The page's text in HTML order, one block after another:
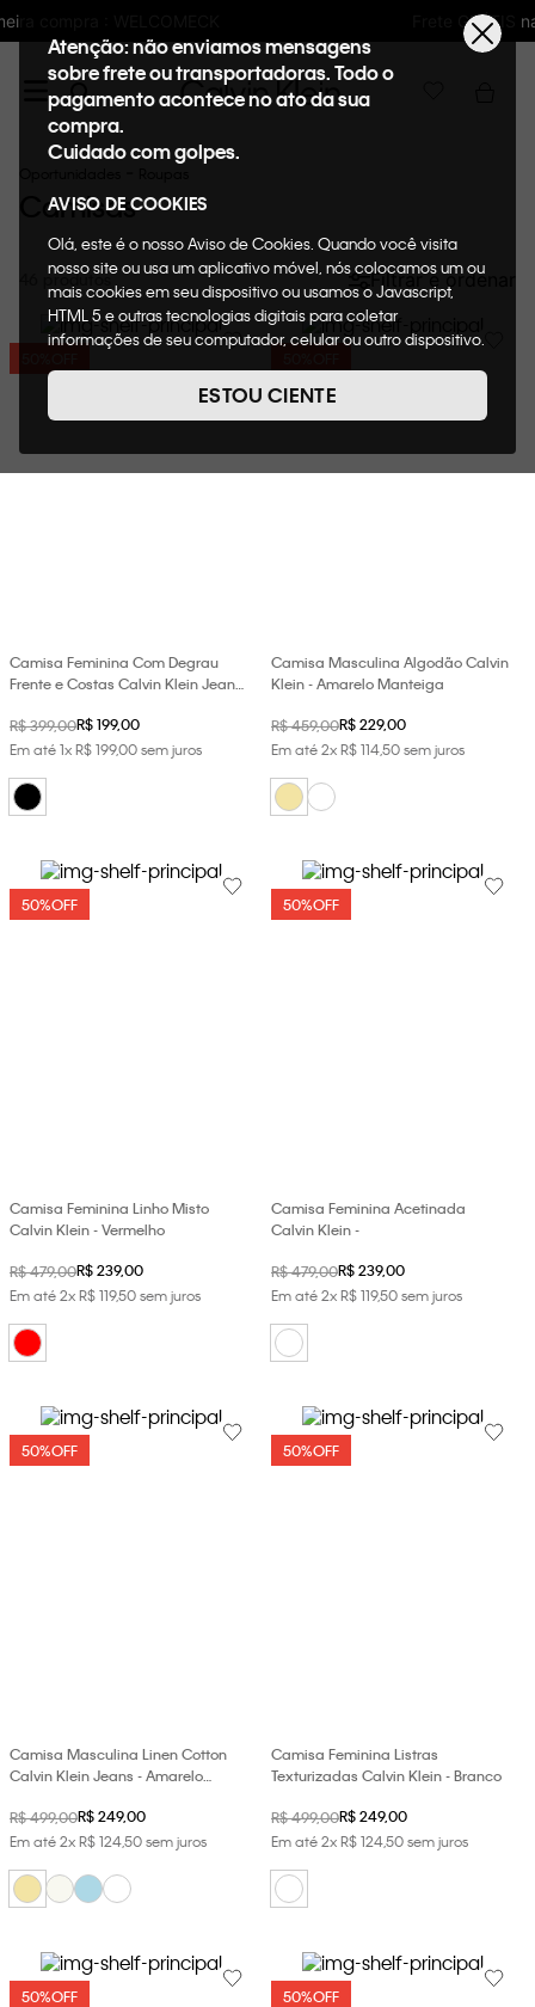
Atenção: não enviamos mensagens
sobre frete ou transportadoras. Todo o
pagamento acontece no ato da sua
compra.
Cuidado com golpes.
AVISO DE COOKIES
Olá, este é o nosso Aviso de Cookies. Quando você visita
nosso site ou usa um aplicativo móvel, nós colocamos um ou
mais cookies em seu dispositivo ou usamos o Javascript,
HTML 5 e outras tecnologias digitais para coletar
informações de seu computador, celular ou outro dispositivo.
de cookies, informaremos quais cookies usaremos e quais
suas funções. A forma como processamos os dados
nosso Aviso de Privacidade. Quando você visita nosso site,
ESTOU CIENTE
Camisas
Filtrar e ordenar
Camisa Feminina Com Degrau
Frente e Costas Calvin Klein Jeans
R$399,00R$199,00
Em até1xR$199,00sem juros
Camisa Masculina Algodão Calvin
Klein - Amarelo Manteiga
R$459,00R$229,00
Em até2xR$11450sem juros
50%OFF
Camisa Feminina Linho Misto
Calvin Klein - Vermelho
R$479,00R$239,00
Em até2xR$119,50sem juros
50%OFF
Camisa Feminina Acetinada
Calvin Klein -
R$479,00R$239,00
Em até2xR$119,50sem juros
50%OFF
Camisa Masculina Linen Cotton
Calvin Klein Jeans - Amarelo
R$499,00R$249,00
Em até2xR$12450sem juros
50%OFF
Camisa Feminina Listras
Texturizadas Calvin Klein - Branco
R$499,00R$249,00
Em até2xR$12450sem juros
50%OFF 50%OFF